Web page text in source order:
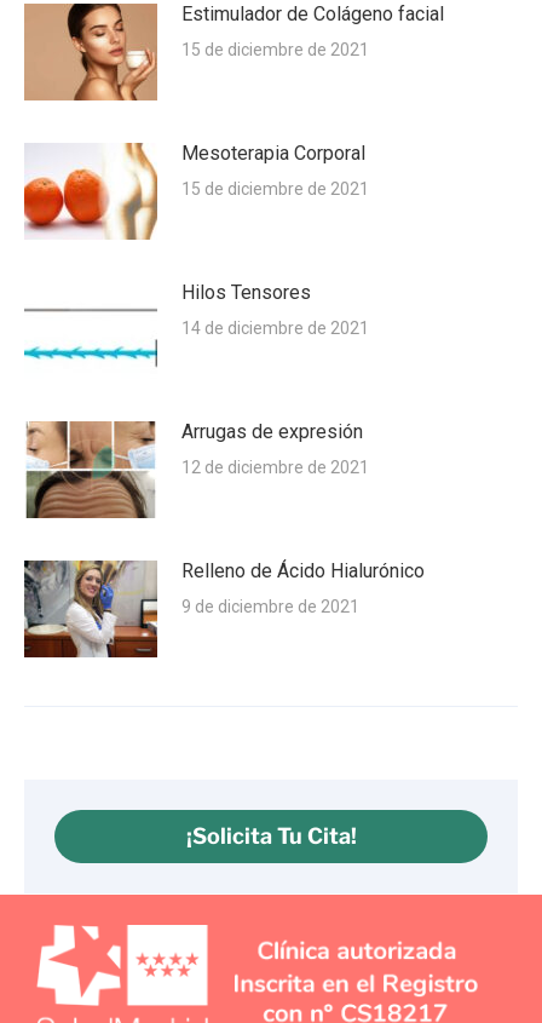
Estimulador de Colágeno facial
15 de diciembre de 2021
Mesoterapia Corporal
15 de diciembre de 2021
Hilos Tensores
14 de diciembre de 2021
Arrugas de expresión
12 de diciembre de 2021
Relleno de Ácido Hialurónico
9 de diciembre de 2021
¡Solicita Tu Cita!